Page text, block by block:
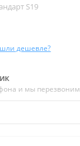
S19
дешевле?
и мы перезвоним